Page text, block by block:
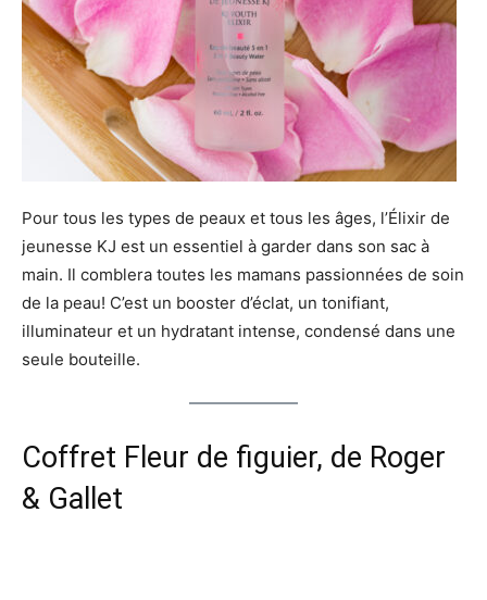
Pour tous les types de peaux et tous les âges, l’Élixir de
jeunesse KJ est un essentiel à garder dans son sac à
main. Il comblera toutes les mamans passionnées de soin
de la peau! C’est un booster d’éclat, un tonifiant,
illuminateur et un hydratant intense, condensé dans une
seule bouteille.
Coffret Fleur de figuier, de Roger
& Gallet